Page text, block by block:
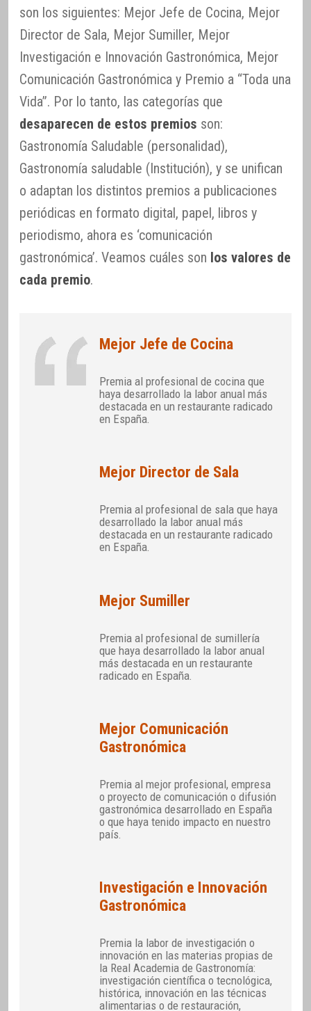
son los siguientes: Mejor Jefe de Cocina, Mejor
Director de Sala, Mejor Sumiller, Mejor
Investigación e Innovación Gastronómica, Mejor
Comunicación Gastronómica y Premio a “Toda una
Vida”. Por lo tanto, las categorías que
desaparecen de estos premios son:
Gastronomía Saludable (personalidad),
Gastronomía saludable (Institución), y se unifican
o adaptan los distintos premios a publicaciones
periódicas en formato digital, papel, libros y
periodismo, ahora es ‘comunicación
gastronómica’. Veamos cuáles son los valores de
cada premio.
Mejor Jefe de Cocina
Premia al profesional de cocina que
haya desarrollado la labor anual más
destacada en un restaurante radicado
en España.
Mejor Director de Sala
Premia al profesional de sala que haya
desarrollado la labor anual más
destacada en un restaurante radicado
en España.
Mejor Sumiller
Premia al profesional de sumillería
que haya desarrollado la labor anual
más destacada en un restaurante
radicado en España.
Mejor Comunicación
Gastronómica
Premia al mejor profesional, empresa
o proyecto de comunicación o difusión
gastronómica desarrollado en España
o que haya tenido impacto en nuestro
país.
Investigación e Innovación
Gastronómica
Premia la labor de investigación o
innovación en las materias propias de
la Real Academia de Gastronomía:
investigación científica o tecnológica,
histórica, innovación en las técnicas
alimentarias o de restauración,